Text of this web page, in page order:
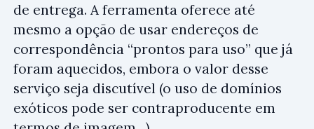
de entrega. A ferramenta oferece até
mesmo a opção de usar endereços de
correspondência “prontos para uso” que já
foram aquecidos, embora o valor desse
serviço seja discutível (o uso de domínios
exóticos pode ser contraproducente em